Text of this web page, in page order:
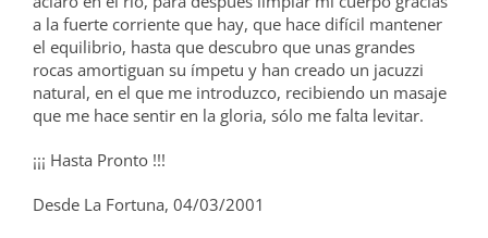
a la fuerte corriente que hay, que hace difícil mantener
el equilibrio, hasta que descubro que unas grandes
rocas amortiguan su ímpetu y han creado un jacuzzi
natural, en el que me introduzco, recibiendo un masaje
que me hace sentir en la gloria, sólo me falta levitar.
¡¡¡ Hasta Pronto !!!
Desde La Fortuna, 04/03/2001